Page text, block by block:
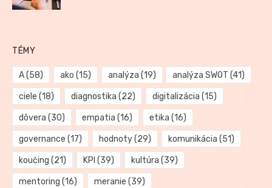
TÉMY
A(58) ako (15) analýza (19) analýza SWOT (41)
ciele (18) diagnostika (22) digitalizácia (15)
dôvera (30) empatia (16) etika (16)
governance (17) hodnoty(29) komunikácia (51)
koučing (21) KPI (39) kultúra (39)
mentoring (16) meranie (39)